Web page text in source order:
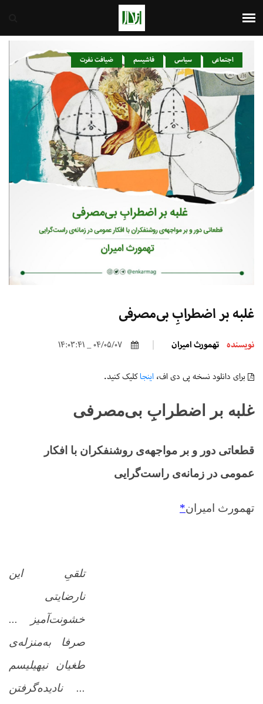
8th August 2026
اجتماعی سیاسی فاشیسم ضیافت نفرت
غلبه بر اضطرابِ بی‌مصرفی
نویسنده تهمورث امیران 04/05/07 _ 14:03:41
برای دانلود نسخه پی دی اف، اینجاکلیک کنید.
غلبه بر اضطرابِ بیمصرفی
قطعاتی دور و بر مواجهه‌ی روشنفکران با افکار
عمومی در زمانه‌ی راست‌گرایی
تهمورث امیران*
تلقیِ این
نارضایتی
خشونت‌آمیز ...
صرفا به‌منزله‌ی
طغیان نیهیلیسم
... نادیده‌گرفتن